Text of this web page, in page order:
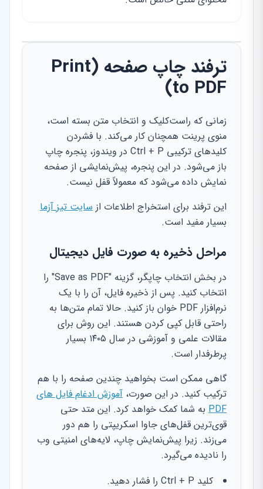
ترفند چاپ صفحه (Print
to PDF)
زمانی که راست‌کلیک و انتخاب متن بسته است،
منوی پرینت همچنان کار می‌کند. با فشردن
کلیدهای ترکیبی Ctrl + P در ویندوز، پنجره چاپ
باز می‌شود. در این پنجره، پیش‌نمایشی از صفحه
نمایش داده می‌شود که معمولاً قفل نیست.
این ترفند برای استخراج اطلاعات از سایت تیز آزما
بسیار مفید است.
مراحل ذخیره به صورت فایل دیجیتال
در بخش انتخاب چاپگر، گزینه "Save as PDF" را
انتخاب کنید. پس از ذخیره فایل، آن را با یک
نرم‌افزار PDF خوان باز کنید. حالا تمام متن‌ها به
راحتی قابل کپی کردن هستند. این روش برای
مقالات علمی و آموزشی در سال ۱۴۰۵ بسیار
پرطرفدار است.
گاهی ممکن است بخواهید چندین صفحه را با هم
ترکیب کنید. در این صورت، آموزش ادغام فایل های
PDF به شما کمک خواهد کرد. این متد حتی
قوی‌ترین قفل‌های جاوا اسکریپتی را هم دور
می‌زند. زیرا پیش‌نمایش چاپ، لایه‌های امنیتی وب
را نادیده می‌گیرد.
کلید Ctrl + P را فشار دهید.